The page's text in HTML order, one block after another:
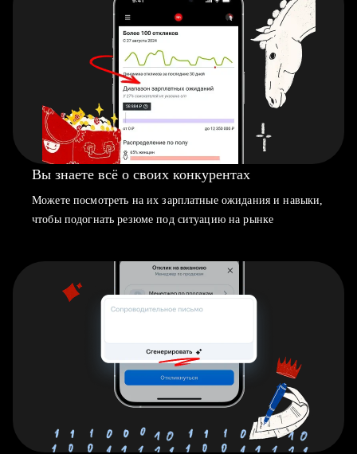
Вы знаете всё о своих конкурентах
Можете посмотреть на их зарплатные ожидания и навыки,
чтобы подогнать резюме под ситуацию на рынке